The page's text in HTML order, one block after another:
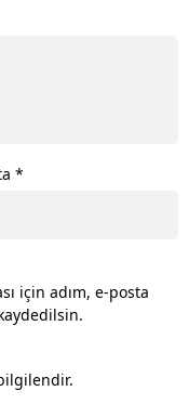
*
için adım, e-posta